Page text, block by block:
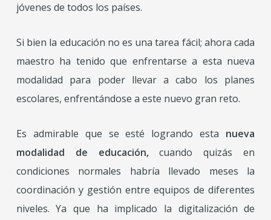
jóvenes de todos los países.
Si bien la educación no es una tarea fácil; ahora cada
maestro ha tenido que enfrentarse a esta nueva
modalidad para poder llevar a cabo los planes
escolares, enfrentándose a este nuevo gran reto.
Es admirable que se esté logrando esta nueva
modalidad de educación,cuando quizás en
condiciones normales habría llevado meses la
coordinación y gestión entre equipos de diferentes
niveles. Ya que ha implicado la digitalización de